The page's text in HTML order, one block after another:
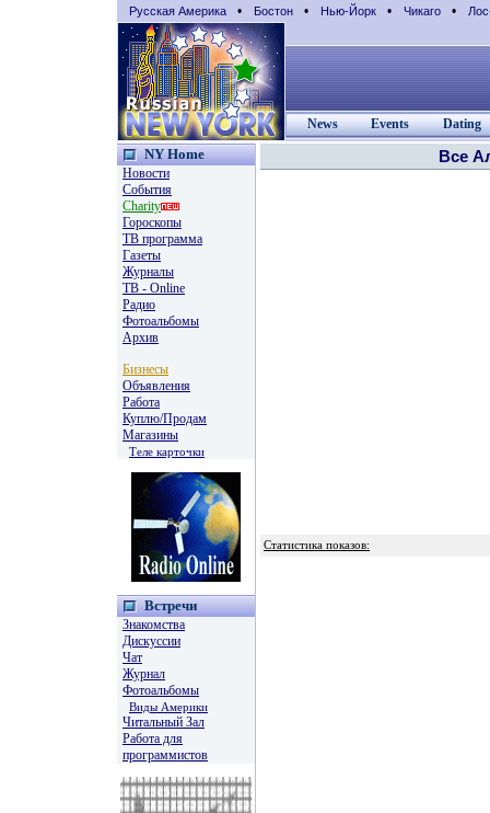
Русская Америка • Бостон • Нью-Йорк • Чикаго •
News Events Dating
NY Home
Новости
События
Charity
Гороскопы
TВ программа
Газеты
Журналы
ТВ - Online
Радио
Фотоальбомы
Архив
Бизнесы
Объявления
Работа
Куплю/Продам
Магазины
Теле карточки
Встречи
Знакомства
Дискуссии
Чат
Журнал
Фотоальбомы
Виды Америки
Читальный Зал
Работа для
программистов
Все
Статистика показов: